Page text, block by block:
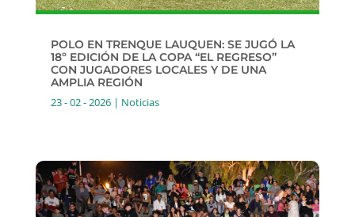
POLO EN TRENQUE LAUQUEN: SE JUGÓ LA
18º EDICIÓN DE LA COPA “EL REGRESO”
CON JUGADORES LOCALES Y DE UNA
AMPLIA REGIÓN
23 - 02 - 2026| Noticias